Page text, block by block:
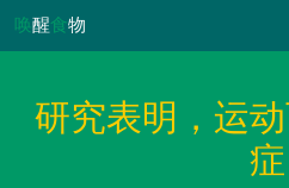
唤醒食物
研究表明，运
症